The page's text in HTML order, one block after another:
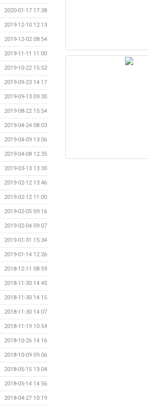
2020-01-17 17:38
2019-12-10 12:13
2019-12-02 08:54
2019-11-11 11:00
2019-10-22 15:52
2019-09-23 14:17
2019-09-13 09:30
2019-08-22 15:54
2019-04-24 08:03
2019-04-09 13:06
2019-04-08 12:35
2019-03-13 13:30
2019-02-12 13:46
2019-02-12 11:00
2019-02-05 09:16
2019-02-04 09:07
2019-01-31 15:34
2019-01-14 12:26
2018-12-11 08:59
2018-11-30 14:45
2018-11-30 14:15
2018-11-30 14:07
2018-11-19 10:54
2018-10-26 14:16
2018-10-09 09:06
2018-05-15 13:04
2018-05-14 14:56
2018-04-27 10:19